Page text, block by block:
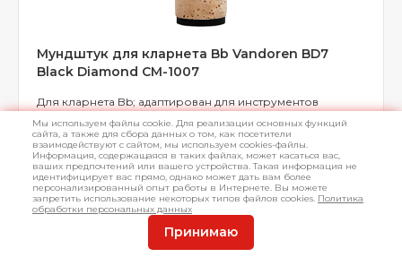
Мундштук для кларнета Bb Vandoren BD7
Black Diamond CM-1007
Для кларнета Bb; адаптирован для инструментов
богемской системы; звучание: насыщенное, богатое и
глубокое, особенно в верхнем регистре; открытость
1/100 мм: 133; длина окантовки: M; цвет: черный
Арт.L045504
Мы используем файлы cookie. Для реализации основных функций
сайта, а также для сбора данных о том, как посетители
взаимодействуют с сайтом, мы используем cookies-файлы.
Информация, содержащаяся в таких файлах, может касаться вас,
ваших предпочтений или вашего устройства. Такая информация не
идентифицирует вас прямо, однако может дать вам более
персонализированный опыт работы в Интернете. Вы можете
запретить использование некоторых типов файлов cookies. Политика
обработки персональных данных
Принимаю